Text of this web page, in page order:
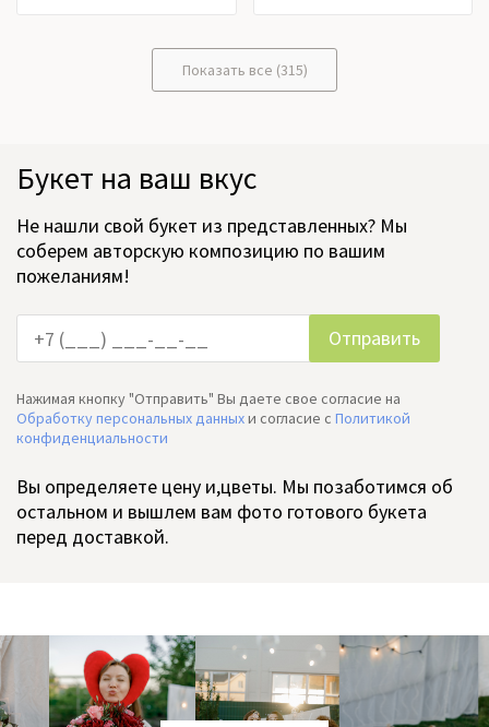
Показать все (315)
Букет на ваш вкус
Не нашли свой букет из представленных? Мы
соберем авторскую композицию по вашим
пожеланиям!
Нажимая кнопку "Отправить" Вы даете свое согласие на
Обработку персональных данныхи согласие c Политикой
конфиденциальности
Вы определяете цену и,цветы. Мы позаботимся об
остальном и вышлем вам фото готового букета
перед доставкой.